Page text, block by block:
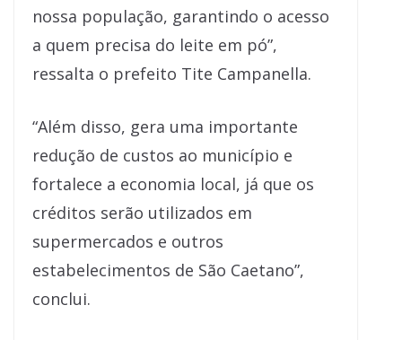
nossa população, garantindo o acesso
a quem precisa do leite em pó”,
ressalta o prefeito Tite Campanella.
“Além disso, gera uma importante
redução de custos ao município e
fortalece a economia local, já que os
créditos serão utilizados em
supermercados e outros
estabelecimentos de São Caetano”,
conclui.